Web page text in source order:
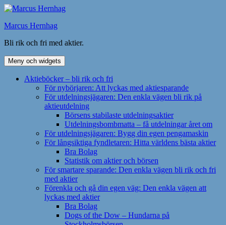
Hoppa
innehåll
Marcus Hernhag
Bli rik och fri med aktier.
Meny och widgets
Aktieböcker – bli rik och fri
För nybörjaren: Att lyckas med aktiesparande
För utdelningsjägaren: Den enkla vägen bli rik på
aktieutdelning
Börsens stabilaste utdelningsaktier
Utdelningsbombmatta – få utdelningar året om
För utdelningsjägaren: Bygg din egen pengamaskin
För långsiktiga fyndletaren: Hitta världens bästa aktier
Bra Bolag
Statistik om aktier och börsen
För smartare sparande: Den enkla vägen bli rik och fri
med aktier
Förenkla och gå din egen väg: Den enkla vägen att
lyckas med aktier
Bra Bolag
Dogs of the Dow – Hundarna på